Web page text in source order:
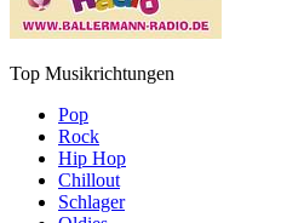
Top Musikrichtungen
Pop
Rock
Hip Hop
Chillout
Schlager